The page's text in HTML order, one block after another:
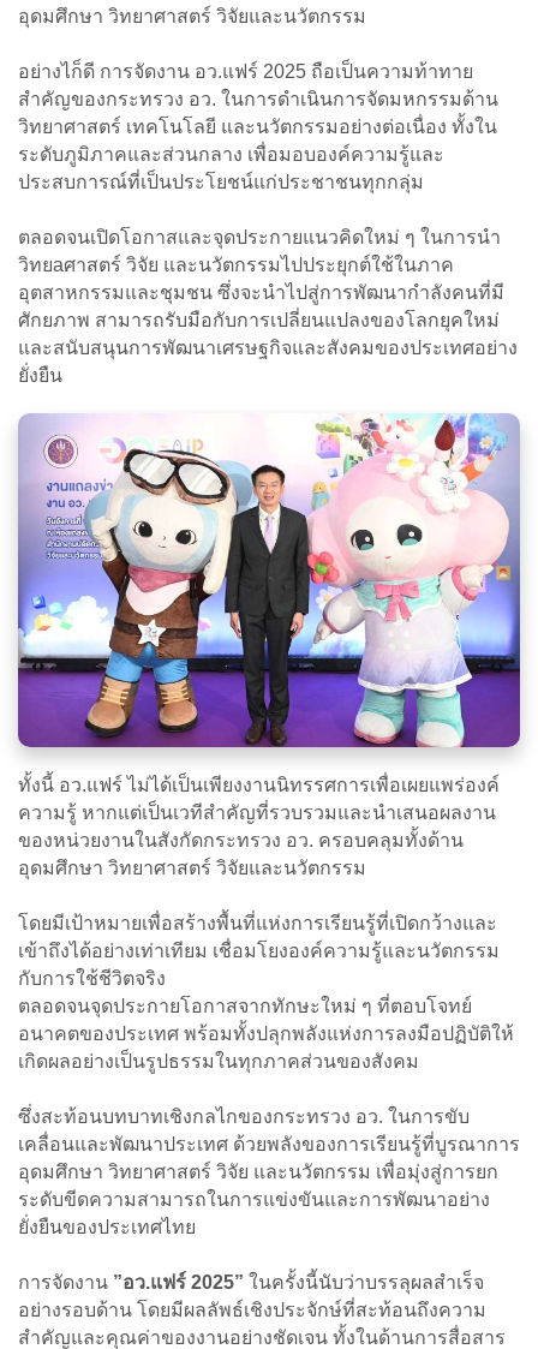
อุดมศึกษา วิทยาศาสตร์ วิจัยและนวัตกรรม
อย่างไก็ดี การจัดงาน อว.แฟร์ 2025 ถือเป็นความท้าทาย
สำคัญของกระทรวง อว. ในการดำเนินการจัดมหกรรมด้าน
วิทยาศาสตร์ เทคโนโลยี และนวัตกรรมอย่างต่อเนื่อง ทั้งใน
ระดับภูมิภาคและส่วนกลาง เพื่อมอบองค์ความรู้และ
ประสบการณ์ที่เป็นประโยชน์แก่ประชาชนทุกกลุ่ม
ตลอดจนเปิดโอกาสและจุดประกายแนวคิดใหม่ ๆ ในการนำ
วิทยaศาสตร์ วิจัย และนวัตกรรมไปประยุกต์ใช้ในภาค
อุตสาหกรรมและชุมชน ซึ่งจะนำไปสู่การพัฒนากำลังคนที่มี
ศักยภาพ สามารถรับมือกับการเปลี่ยนแปลงของโลกยุคใหม่
และสนับสนุนการพัฒนาเศรษฐกิจและสังคมของประเทศอย่าง
ยั่งยืน
ทั้งนี้ อว.แฟร์ ไม่ได้เป็นเพียงงานนิทรรศการเพื่อเผยแพร่องค์
ความรู้ หากแต่เป็นเวทีสำคัญที่รวบรวมและนำเสนอผลงาน
ของหน่วยงานในสังกัดกระทรวง อว. ครอบคลุมทั้งด้าน
อุดมศึกษา วิทยาศาสตร์ วิจัยและนวัตกรรม
โดยมีเป้าหมายเพื่อสร้างพื้นที่แห่งการเรียนรู้ที่เปิดกว้างและ
เข้าถึงได้อย่างเท่าเทียม เชื่อมโยงองค์ความรู้และนวัตกรรม
กับการใช้ชีวิตจริง
ตลอดจนจุดประกายโอกาสจากทักษะใหม่ ๆ ที่ตอบโจทย์
อนาคตของประเทศ พร้อมทั้งปลุกพลังแห่งการลงมือปฏิบัติให้
เกิดผลอย่างเป็นรูปธรรมในทุกภาคส่วนของสังคม
ซึ่งสะท้อนบทบาทเชิงกลไกของกระทรวง อว. ในการขับ
เคลื่อนและพัฒนาประเทศ ด้วยพลังของการเรียนรู้ที่บูรณาการ
อุดมศึกษา วิทยาศาสตร์ วิจัย และนวัตกรรม เพื่อมุ่งสู่การยก
ระดับขีดความสามารถในการแข่งขันและการพัฒนาอย่าง
ยั่งยืนของประเทศไทย
การจัดงาน ”อว.แฟร์ 2025” ในครั้งนี้นับว่าบรรลุผลสำเร็จ
อย่างรอบด้าน โดยมีผลลัพธ์เชิงประจักษ์ที่สะท้อนถึงความ
สำคัญและคุณค่าของงานอย่างชัดเจน ทั้งในด้านการสื่อสาร